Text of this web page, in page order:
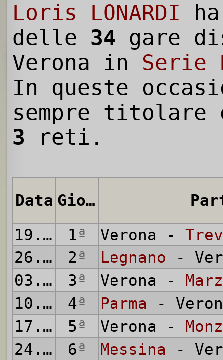
Loris LONARDI
delle 34 gare
Verona in Serie
In queste
sempre titolare
3 reti.
Data Giornata
19.09.1954
1ª Verona -
26.09.1954
2ª Legnano -
03.10.1954
3ª Verona -
10.10.1954
4ª Parma -
17.10.1954
5ª Verona -
24.10.1954
6ª Messina -